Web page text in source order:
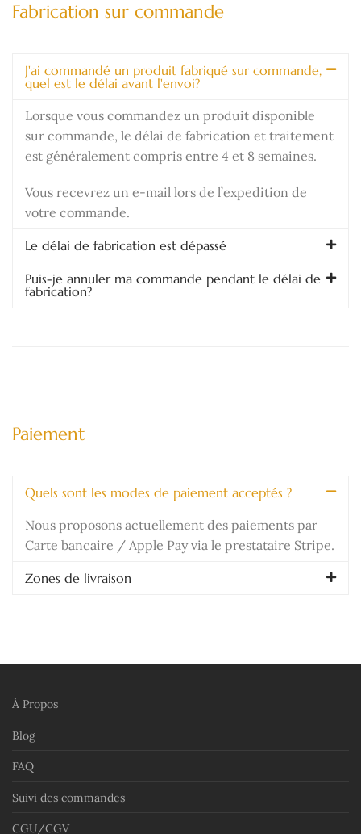
Fabrication sur commande
J'ai commandé un produit fabriqué sur commande,
quel est le délai avant l'envoi?
Lorsque vous commandez un produit disponible
sur commande, le délai de fabrication et traitement
est généralement compris entre 4 et 8 semaines.
Vous recevrez un e-mail lors de l’expedition de
votre commande.
Le délai de fabrication est dépassé
Puis-je annuler ma commande pendant le délai de
fabrication?
Paiement
Quels sont les modes de paiement acceptés ?
Nous proposons actuellement des paiements par
Carte bancaire / Apple Pay via le prestataire Stripe.
Zones de livraison
À Propos
Blog
FAQ
Suivi des commandes
CGU/CGV